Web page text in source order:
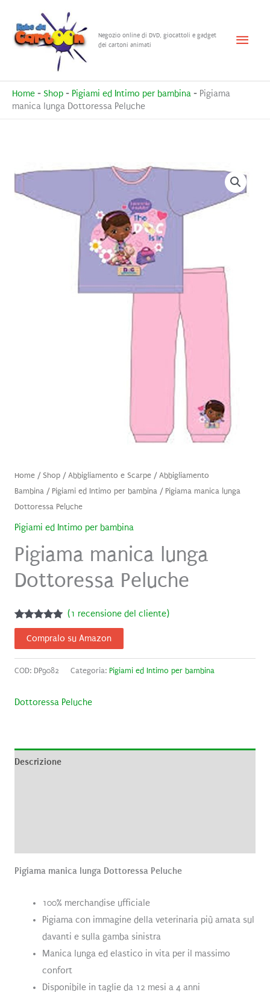
contenuto
Negozio online di DVD, giocattoli e gadget
dei cartoni animati
Menu
Home - Shop - Pigiami ed Intimo per bambina - Pigiama
manica lunga Dottoressa Peluche
Home/ Shop/Abbigliamento e Scarpe/Abbigliamento
Bambina/ Pigiami ed Intimo per bambina/ Pigiama manica lunga
Dottoressa Peluche
Pigiami ed Intimo per bambina
Pigiama manica lunga
Dottoressa Peluche
Valutato
5.00su 5
su base di
1
(1 recensione del cliente)
Compralo su Amazon
COD: DP9082 Categoria: Pigiami ed Intimo per bambina
Dottoressa Peluche
Descrizione
Pigiama manica lunga Dottoressa Peluche
100% merchandise ufficiale
Pigiama con immagine della veterinaria più amata sul
davanti e sulla gamba sinistra
Manica lunga ed elastico in vita per il massimo
confort
Disponibile in taglie da 12 mesi a 4 anni